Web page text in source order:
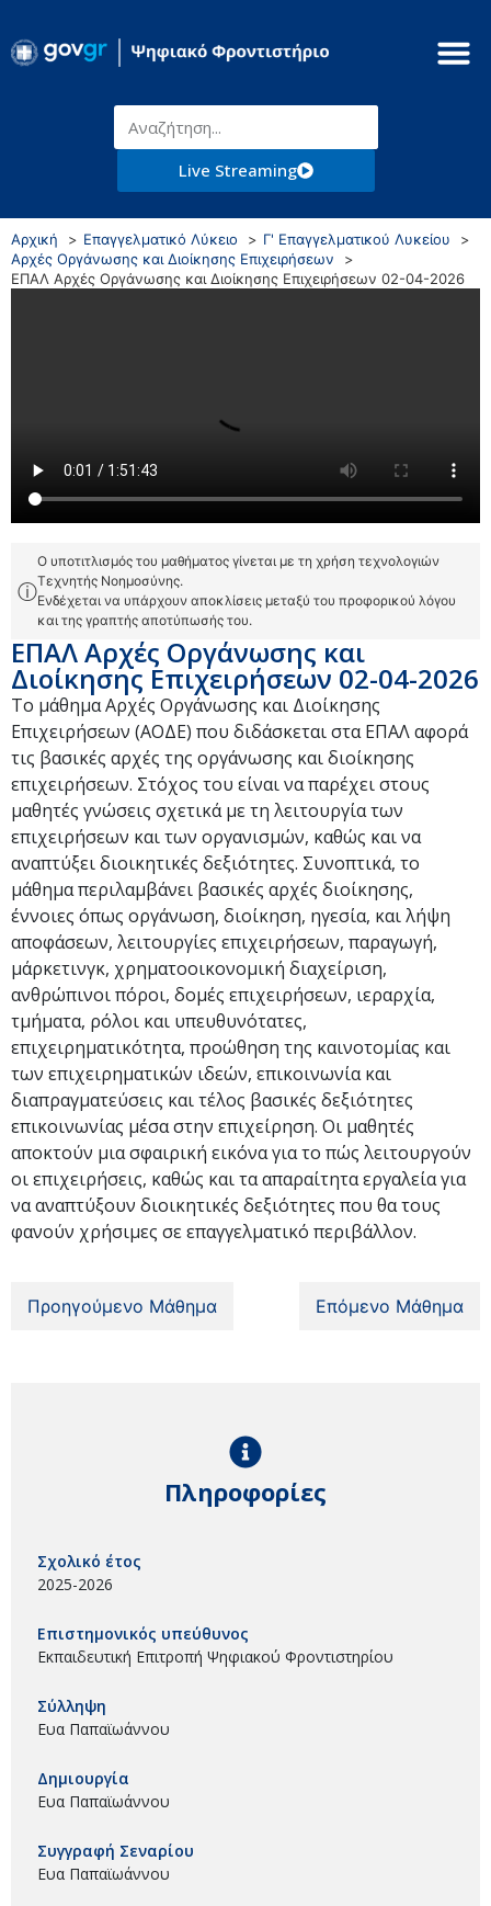
Live Streaming
Αρχική Επαγγελματικό Λύκειο
Γ' Επαγγελματικού Λυκείου
Αρχές Οργάνωσης και Διοίκησης Επιχειρήσεων
ΕΠΑΛ Αρχές Οργάνωσης και Διοίκησης Επιχειρήσεων 02-04-2026
ⓘ
Ο υποτιτλισμός του μαθήματος γίνεται με τη χρήση τεχνολογιών
Τεχνητής Νοημοσύνης.
Ενδέχεται να υπάρχουν αποκλίσεις μεταξύ του προφορικού λόγου
και της γραπτής αποτύπωσής του.
ΕΠΑΛ Αρχές Οργάνωσης και
Διοίκησης Επιχειρήσεων 02-04-2026
Το μάθημα Αρχές Οργάνωσης και Διοίκησης
Επιχειρήσεων (ΑΟΔΕ) που διδάσκεται στα ΕΠΑΛ αφορά
τις βασικές αρχές της οργάνωσης και διοίκησης
επιχειρήσεων. Στόχος του είναι να παρέχει στους
μαθητές γνώσεις σχετικά με τη λειτουργία των
επιχειρήσεων και των οργανισμών, καθώς και να
αναπτύξει διοικητικές δεξιότητες. Συνοπτικά, το
μάθημα περιλαμβάνει βασικές αρχές διοίκησης,
έννοιες όπως οργάνωση, διοίκηση, ηγεσία, και λήψη
αποφάσεων, λειτουργίες επιχειρήσεων, παραγωγή,
μάρκετινγκ, χρηματοοικονομική διαχείριση,
ανθρώπινοι πόροι, δομές επιχειρήσεων, ιεραρχία,
τμήματα, ρόλοι και υπευθυνότατες,
επιχειρηματικότητα, προώθηση της καινοτομίας και
των επιχειρηματικών ιδεών, επικοινωνία και
διαπραγματεύσεις και τέλος βασικές δεξιότητες
επικοινωνίας μέσα στην επιχείρηση. Οι μαθητές
αποκτούν μια σφαιρική εικόνα για το πώς λειτουργούν
οι επιχειρήσεις, καθώς και τα απαραίτητα εργαλεία για
να αναπτύξουν διοικητικές δεξιότητες που θα τους
φανούν χρήσιμες σε επαγγελματικό περιβάλλον.
Προηγούμενο Μάθημα Επόμενο Μάθημα
Πληροφορίες
Σχολικό έτος
2025-2026
Επιστημονικός υπεύθυνος
Εκπαιδευτική Επιτροπή Ψηφιακού Φροντιστηρίου
Σύλληψη
Ευα Παπαϊωάννου
Δημιουργία
Ευα Παπαϊωάννου
Συγγραφή Σεναρίου
Ευα Παπαϊωάννου